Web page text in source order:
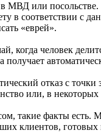
в МВД или
в соответствии с
«еврей».
когда человек
получает
отказ с
или, в
такие факты есть.
клиентов,